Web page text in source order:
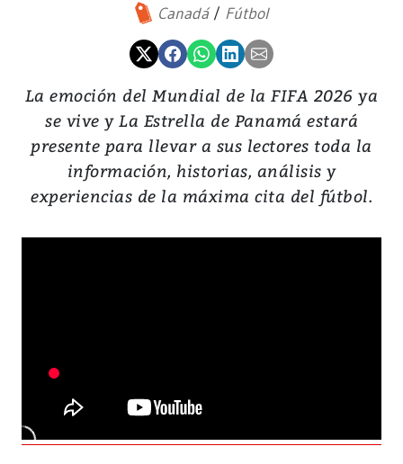
Canadá Fútbol
La emoción del Mundial de la FIFA 2026 ya
se vive y La Estrella de Panamá estará
presente para llevar a sus lectores toda la
información, historias, análisis y
experiencias de la máxima cita del fútbol.